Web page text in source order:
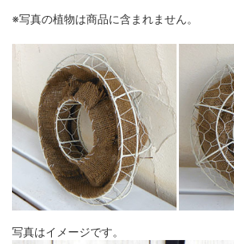
※写真の植物は商品に含まれません。
写真はイメージです。